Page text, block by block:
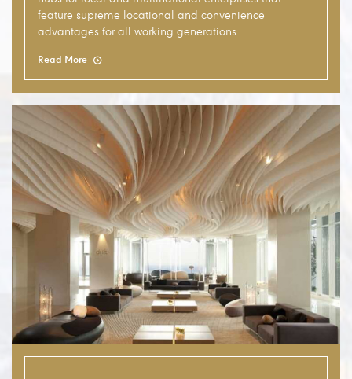
feature supreme locational and convenience
advantages for all working generations.
Read More
Hotels